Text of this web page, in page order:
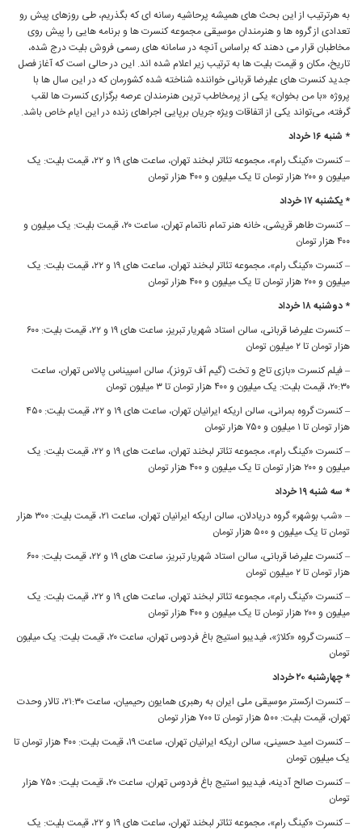
به هرترتیب از این بحث های همیشه پرحاشیه رسانه ای که بگذریم، طی روزهای پیش رو
تعدادی از گروه ها و هنرمندان موسیقی مجموعه کنسرت ها و برنامه هایی را پیش روی
مخاطبان قرار می دهند که براساس آنچه در سامانه های رسمی فروش بلیت درج شده،
تاریخ، مکان و قیمت بلیت ها به ترتیب زیر اعلام شده اند. این در حالی است که آغاز فصل
جدید کنسرت های علیرضا قربانی خواننده شناخته شده کشورمان که در این سال ها با
پروژه «با من بخوان» یکی از پرمخاطب ترین هنرمندان عرصه برگزاری کنسرت ها لقب
گرفته، می‌تواند یکی از اتفاقات ویژه جریان برپایی اجراهای زنده در این ایام خاص باشد.
* شنبه ۱۶ خرداد
– کنسرت «کینگ رام»، مجموعه تئاتر لبخند تهران، ساعت های ۱۹ و ۲۲، قیمت بلیت: یک
میلیون و ۲۰۰ هزار تومان تا یک میلیون و ۴۰۰ هزار تومان
* یکشنبه ۱۷ خرداد
– کنسرت طاهر قریشی، خانه هنر تمام ناتمام تهران، ساعت ۲۰، قیمت بلیت: یک میلیون و
۴۰۰ هزار تومان
– کنسرت «کینگ رام»، مجموعه تئاتر لبخند تهران، ساعت های ۱۹ و ۲۲، قیمت بلیت: یک
میلیون و ۲۰۰ هزار تومان تا یک میلیون و ۴۰۰ هزار تومان
* دوشنبه ۱۸ خرداد
– کنسرت علیرضا قربانی، سالن استاد شهریار تبریز، ساعت های ۱۹ و ۲۲، قیمت بلیت: ۶۰۰
هزار تومان تا ۲ میلیون تومان
– فیلم کنسرت «بازی تاج و تخت (گیم آف ترونز)، سالن اسپیناس پالاس تهران، ساعت
۲۰:۳۰، قیمت بلیت: یک میلیون و ۴۰۰ هزار تومان تا ۳ میلیون تومان
– کنسرت گروه بمرانی، سالن اریکه ایرانیان تهران، ساعت های ۱۹ و ۲۲، قیمت بلیت: ۴۵۰
هزار تومان تا ۱ میلیون و ۷۵۰ هزار تومان
– کنسرت «کینگ رام»، مجموعه تئاتر لبخند تهران، ساعت های ۱۹ و ۲۲، قیمت بلیت: یک
میلیون و ۲۰۰ هزار تومان تا یک میلیون و ۴۰۰ هزار تومان
* سه شنبه ۱۹ خرداد
– «شب بوشهر» گروه دریادلان، سالن اریکه ایرانیان تهران، ساعت ۲۱، قیمت بلیت: ۳۰۰ هزار
تومان تا یک میلیون و ۵۰۰ هزار تومان
– کنسرت علیرضا قربانی، سالن استاد شهریار تبریز، ساعت های ۱۹ و ۲۲، قیمت بلیت: ۶۰۰
هزار تومان تا ۲ میلیون تومان
– کنسرت «کینگ رام»، مجموعه تئاتر لبخند تهران، ساعت های ۱۹ و ۲۲، قیمت بلیت: یک
میلیون و ۲۰۰ هزار تومان تا یک میلیون و ۴۰۰ هزار تومان
– کنسرت گروه «کلاژ»، فیدیبو استیج باغ فردوس تهران، ساعت ۲۰، قیمت بلیت: یک میلیون
تومان
* چهارشنبه ۲۰ خرداد
– کنسرت ارکستر موسیقی ملی ایران به رهبری همایون رحیمیان، ساعت ۲۱:۳۰، تالار وحدت
تهران، قیمت بلیت: ۵۰۰ هزار تومان تا ۷۰۰ هزار تومان
– کنسرت امید حسینی، سالن اریکه ایرانیان تهران، ساعت ۱۹، قیمت بلیت: ۴۰۰ هزار تومان تا
یک میلیون تومان
– کنسرت صالح آدینه، فیدیبو استیج باغ فردوس تهران، ساعت ۲۰، قیمت بلیت: ۷۵۰ هزار
تومان
– کنسرت «کینگ رام»، مجموعه تئاتر لبخند تهران، ساعت های ۱۹ و ۲۲، قیمت بلیت: یک